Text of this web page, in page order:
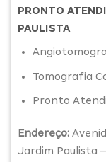
PRONTO
PAULISTA
Tomografia
Pronto
Endereço:
Jardim Paulista